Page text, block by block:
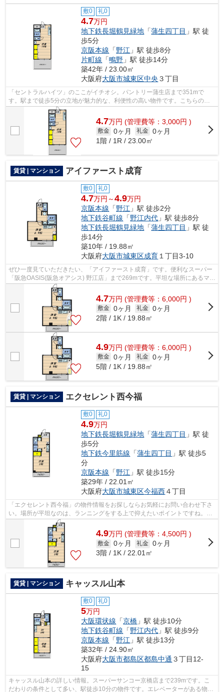
敷0 礼0
4.7万円
地下鉄長堀鶴見緑地 「蒲生四丁目 」駅 徒
歩5分
京阪本線 「野江 」駅 徒歩8分
片町線 「鴫野 」駅 徒歩14分
築42年 / 23.00㎡
大阪府大阪市城東区中央 ３丁目
「セントラルハイツ」のここがイチオシ。パントリー蒲生店まで351mで
す。駅まで徒歩5分の立地が魅力的な、利便性の高い物件です。こちらの物
件はマンションです。大阪市城東区エリアと...
4.7万円 (管理費等：3,000円 )
敷金 0ヶ月 礼金 0ヶ月
1階 / 1R / 23.00㎡
賃貸 | マンション アイファースト成育
敷0 礼0
4.7万円～4.9万円
京阪本線 「野江 」駅 徒歩2分
地下鉄谷町線 「野江内代 」駅 徒歩8分
地下鉄長堀鶴見緑地 「蒲生四丁目 」駅 徒
歩14分
築10年 / 19.88㎡
大阪府大阪市城東区成育 １丁目3-10
ぜひ一度見ていただきたい、「アイファースト成育」です。便利なスーパー
「阪急OASIS(阪急オアシス) 野江店」まで269mです。平坦な場所にあるマン
ションなら毎日の移動も快適です。こ...
4.7万円 (管理費等：6,000円 )
敷金 0ヶ月 礼金 0ヶ月
2階 / 1K / 19.88㎡
4.9万円 (管理費等：6,000円 )
敷金 0ヶ月 礼金 0ヶ月
5階 / 1K / 19.88㎡
賃貸 | マンション エクセレント西今福
敷0 礼0
4.9万円
地下鉄長堀鶴見緑地 「蒲生四丁目 」駅 徒
歩5分
地下鉄今里筋線 「蒲生四丁目 」駅 徒歩5
分
京阪本線 「野江 」駅 徒歩15分
築29年 / 22.01㎡
大阪府大阪市城東区今福西４丁目
「エクセレント西今福」の物件情報をお探しならお気軽にお問い合わせ下さ
い。場所が平坦なのは、ランニングをする上で抑えたいポイントですね。風
通しのよさが魅力のマンションです。...
4.9万円 (管理費等：4,500円 )
敷金 0ヶ月 礼金 0ヶ月
3階 / 1K / 22.01㎡
賃貸 | マンション キャッスル山本
敷0 礼0
5万円
大阪環状線 「京橋 」駅 徒歩10分
地下鉄谷町線 「野江内代 」駅 徒歩9分
京阪本線 「野江 」駅 徒歩13分
築32年 / 24.90㎡
大阪府大阪市都島区都島中通 ３丁目12-
15
キャッスル山本の詳しい情報。スーパーサンコー京橋店まで239mです。こ
だわりの条件として多い、駅徒歩10分の物件です。エレベーターがある物件